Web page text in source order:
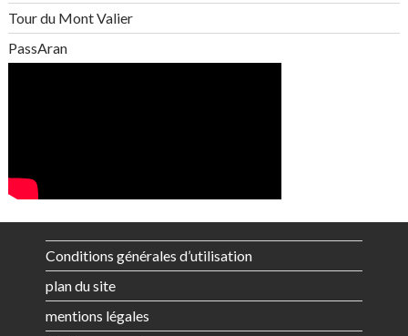
Tour du Mont Valier
PassAran
Conditions générales d’utilisation
plan du site
mentions légales